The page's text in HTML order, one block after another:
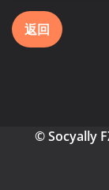
返回
© Socyally